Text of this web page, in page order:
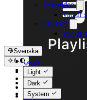
Evervideo
Vad är
Flacbox
Vad är
Svenska
عربي
Català
Čeština
Dansk
Deutsch
Light
Dark
System